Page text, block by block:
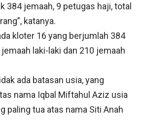
384 jemaah, 9 petugas haji, total
katanya.
kloter 16 yang berjumlah 384
laki-laki dan 210 jemaah
ada batasan usia, yang
nama Iqbal Miftahul Aziz usia
paling tua atas nama Siti Anah